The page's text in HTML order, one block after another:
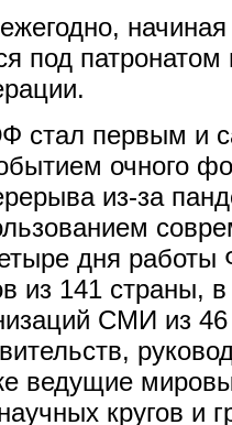
начиная
под патронатом
стал первым и
очного
из-за
дня
из 141 страны,
СМИ из
ведущие
кругов и